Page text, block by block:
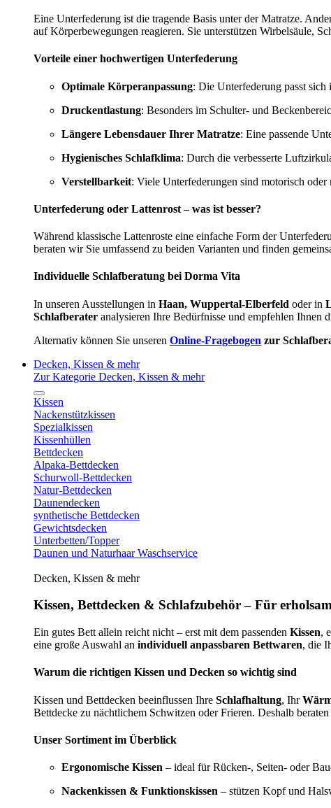
Eine Unterfederung ist die tragende Basis unter der Matratze.
auf Körperbewegungen reagieren. Sie unterstützen Wirbelsäule,
Vorteile einer hochwertigen Unterfederung
Optimale Körperanpassung: Die Unterfederung passt
Druckentlastung: Besonders im Schulter- und
Längere Lebensdauer Ihrer Matratze: Eine passende
Hygienisches Schlafklima: Durch die verbesserte
Verstellbarkeit: Viele Unterfederungen sind motorisch
Unterfederung oder Lattenrost – was ist besser?
Während klassische Lattenroste eine einfache Form der
beraten wir Sie umfassend zu beiden Varianten und finden
Individuelle Schlafberatung bei Dorma Vita
In unseren Ausstellungen in Haan, Wuppertal-Elberfeld oder in
Schlafberater analysieren Ihre Bedürfnisse und empfehlen Ihnen
Alternativ können Sie unseren Online-Fragebogen zur
Decken, Kissen & mehr
Zur Kategorie Decken, Kissen & mehr
Kissen
Nackenstützkissen
Spezialkissen
Kissenhüllen
Bettdecken
Alpaka-Bettdecken
Schurwoll-Bettdecken
Natur-Bettdecken
Daunendecken
synthetische Bettdecken
Gewichtsdecken
Unterbetten/Topper
Daunen und Naturhaar Waschservice
Decken, Kissen & mehr
Kissen, Bettdecken & Schlafzubehör – Für
Ein gutes Bett allein reicht nicht – erst mit dem passenden Kissen,
eine große Auswahl an individuell anpassbaren Bettwaren, die
Warum die richtigen Kissen und Decken so wichtig sind
Kissen und Bettdecken beeinflussen Ihre Schlafhaltung, Ihr
Bettdecke zu nächtlichem Schwitzen oder Frieren. Deshalb
Unser Sortiment im Überblick
Ergonomische Kissen – ideal für Rücken-, Seiten- oder
Nackenkissen & Funktionskissen – stützen Kopf und